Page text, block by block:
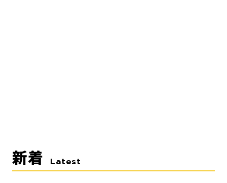
新着 Latest